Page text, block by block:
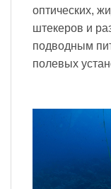
оптических,
штекеров и
подводным
полевых